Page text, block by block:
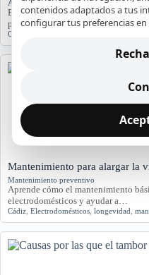
Averías y orientación en Cádiz
Exploramos los problemas más
pisos antiguos de Cádiz,
Cádiz
Mantenimiento para alargar la
Mantenimiento preventivo
Aprende cómo el mantenimiento
electrodomésticos y ayudar a…
Cádiz Electrodomésticos longevidad
contenidos adaptados a tus
configurar tus preferencias